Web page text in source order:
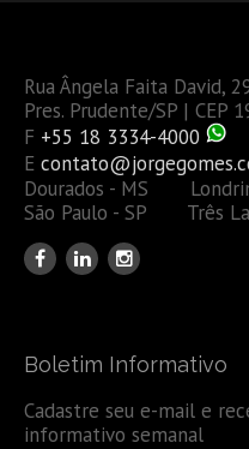
Rua Ângela Faita David,
Pres. Prudente/SP | CEP
F +55 18 3334-4000
E
Dourados - MS
São Paulo - SP Três
Boletim Informativo
Cadastre seu e-mail e
informativo semanal